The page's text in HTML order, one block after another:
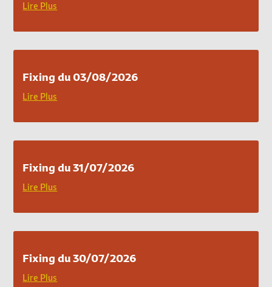
Lire Plus
Fixing du 03/08/2026
Lire Plus
Fixing du 31/07/2026
Lire Plus
Fixing du 30/07/2026
Lire Plus